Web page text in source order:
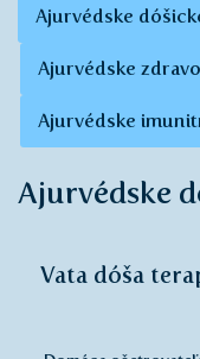
Ajurvédske
Ajurvédske
Ajurvédske
Ajurvédske
Vata dóša